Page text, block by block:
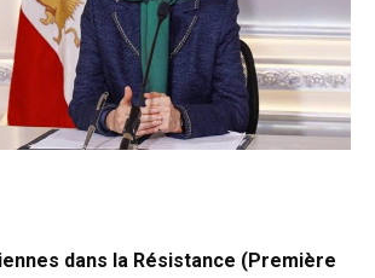
dans la Résistance (Première